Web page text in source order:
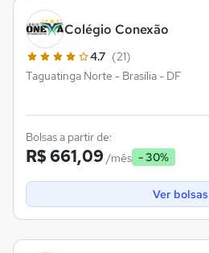
Colégio Conexão
4.7 (21)
Taguatinga Norte - Brasília - DF
Bolsas a partir de:
R$ 661,09 /mês - 30%
Ver bolsas